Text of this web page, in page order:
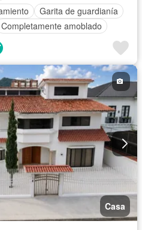
Garita de guardianía
Completamente amoblado
Casa